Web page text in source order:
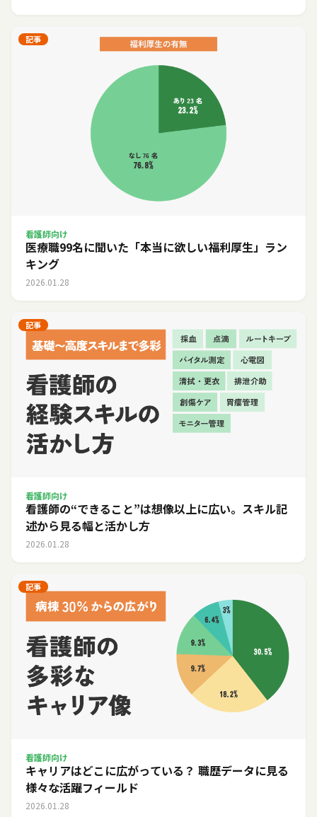
記事
看護師向け
医療職99名に聞いた「本当に欲しい福利厚生」ラン
キング
2026.01.28
記事
看護師向け
看護師の“できること”は想像以上に広い。スキル記
述から見る幅と活かし方
2026.01.28
記事
看護師向け
キャリアはどこに広がっている？ 職歴データに見る
様々な活躍フィールド
2026.01.28